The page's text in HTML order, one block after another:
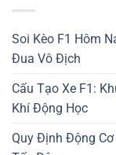
Soi Kèo F1 Hôm
Đua Vô Địch
Cấu Tạo Xe F1:
Khí Động Học
Quy Định Động